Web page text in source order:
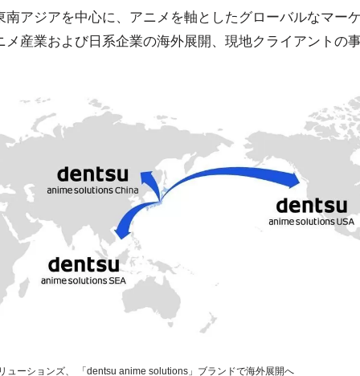
南アジアを中心に、アニメを軸としたグローバルなマー
メ産業および日系企業の海外展開、現地クライアントの
ューションズ、 「dentsu anime solutions」ブランドで海外展開へ